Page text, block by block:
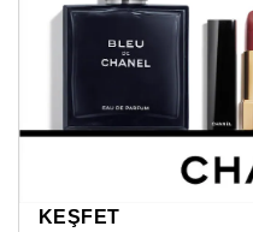
KEŞFET